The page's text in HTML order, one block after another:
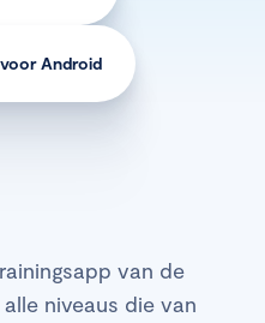
Android
van de
niveaus die van